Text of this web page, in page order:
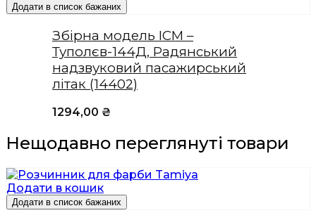
Додати в список бажаних
Збірна модель ICM –
Туполєв-144Д, Радянський
надзвуковий пасажирський
літак (14402)
1294,00 ₴
Нещодавно переглянуті товари
Додати в кошик
Додати в список бажаних